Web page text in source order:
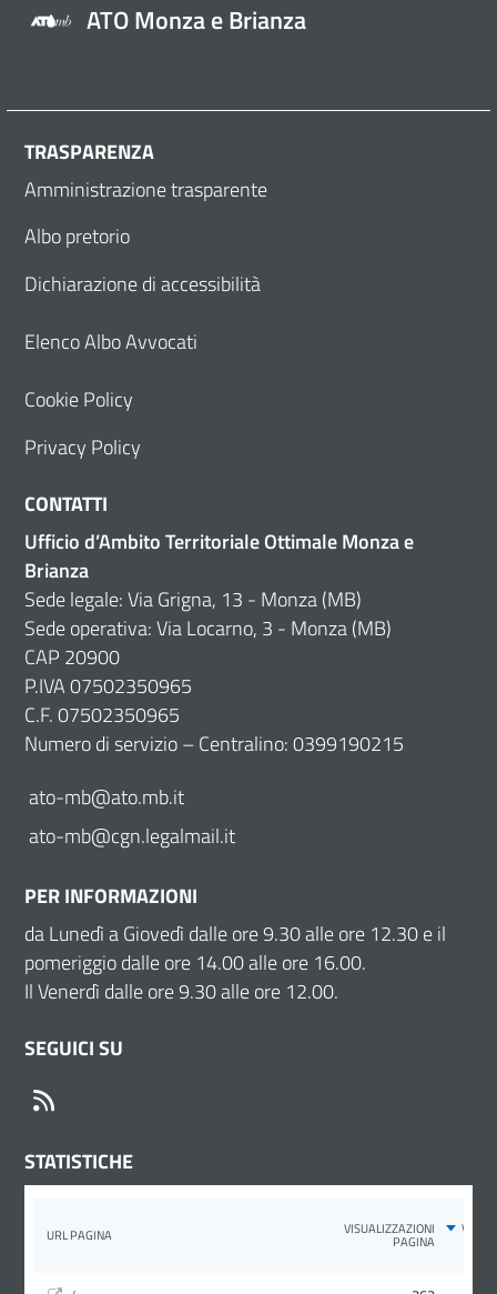
ATO Monza e Brianza
TRASPARENZA
Amministrazione trasparente
Albo pretorio
Dichiarazione di accessibilità
Elenco Albo Avvocati
Cookie Policy
Privacy Policy
CONTATTI
Ufficio d’Ambito Territoriale Ottimale Monza e
Brianza
Sede legale: Via Grigna, 13 - Monza (MB)
Sede operativa: Via Locarno, 3 - Monza (MB)
CAP 20900
P.IVA 07502350965
C.F. 07502350965
Numero di servizio – Centralino: 0399190215
ato-mb@ato.mb.it
ato-mb@cgn.legalmail.it
PER INFORMAZIONI
da Lunedì a Giovedì dalle ore 9.30 alle ore 12.30 e il
pomeriggio dalle ore 14.00 alle ore 16.00.
Il Venerdì dalle ore 9.30 alle ore 12.00.
SEGUICI SU
STATISTICHE